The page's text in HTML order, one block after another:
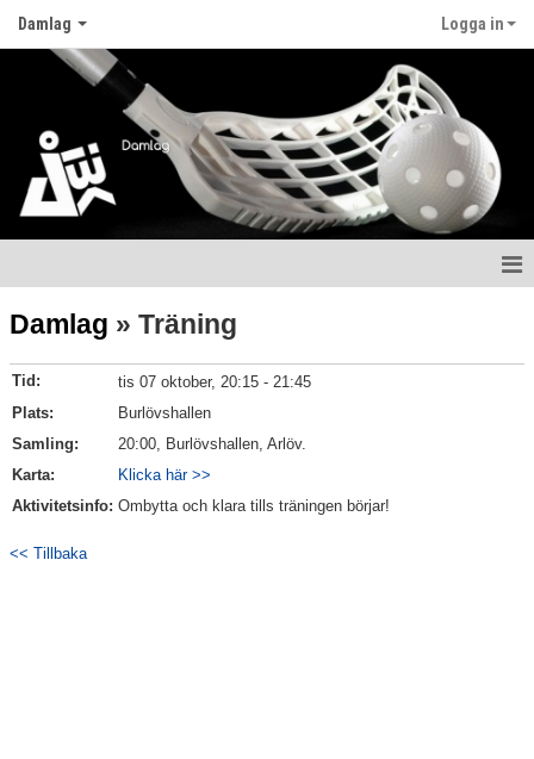
Damlag Logga in
Kalender
Matcher
Truppen
Bildgalleri
Damlag » Träning
Tid:
tis 07 oktober, 20:15 - 21:45
Plats:
Burlövshallen
Samling:
20:00, Burlövshallen, Arlöv.
Karta:
Klicka här >>
Aktivitetsinfo: Ombytta och klara tills träningen börjar!
<< Tillbaka